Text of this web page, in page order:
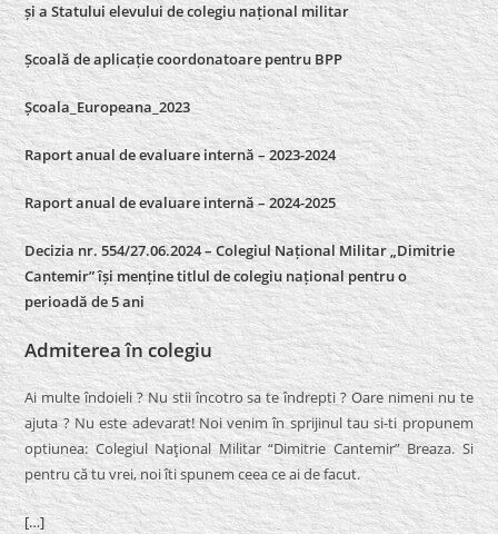
și a Statului elevului de colegiu național militar
Școală de aplicație coordonatoare pentru BPP
Școala_Europeana_2023
Raport anual de evaluare internă – 2023-2024
Raport anual de evaluare internă –2024-2025
Decizia nr. 554/27.06.2024 – Colegiul Național Militar „Dimitrie
Cantemir” își menține titlul de colegiu național pentru o
perioadă de 5 ani
Admiterea în colegiu
Ai multe îndoieli ? Nu stii încotro sa te îndrepti ? Oare nimeni nu te
ajuta ? Nu este adevarat! Noi venim în sprijinul tau si-ti propunem
optiunea: Colegiul Naţional Militar “Dimitrie Cantemir” Breaza. Si
pentru că tu vrei, noi îti spunem ceea ce ai de facut.
[…]